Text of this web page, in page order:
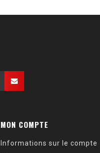
MON COMPTE
Informations sur le compte